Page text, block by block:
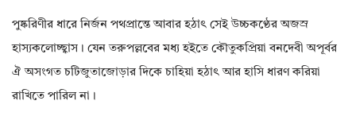
পুষ্করিণীর ধারে নির্জন পথপ্রান্তে আবার হঠাৎ সেই উচ্চকণ্ঠের অজস্র
হাস্যকলোচ্ছ্বাস। যেন তরুপল্লবের মধ্য হইতে কৌতুকপ্রিয়া বনদেবী অপূর্বর
ঐ অসংগত চটিজুতাজোড়ার দিকে চাহিয়া হঠাৎ আর হাসি ধারণ করিয়া
রাখিতে পারিল না।